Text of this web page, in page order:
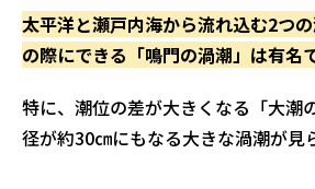
太平洋と瀬戸内海から流れ込む2つ
の際にできる「鳴門の渦潮」は有名
特に、潮位の差が大きくなる「大潮
径が約30㎝にもなる大きな渦潮が見